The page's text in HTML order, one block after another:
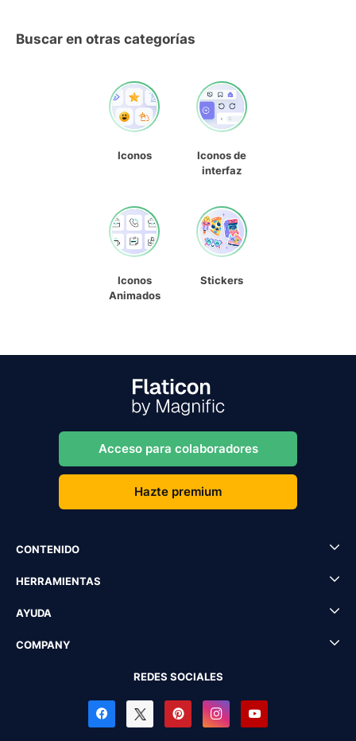
Buscar en otras categorías
Iconos
Iconos de
interfaz
Iconos
Animados
Stickers
Acceso para colaboradores
Hazte premium
CONTENIDO
HERRAMIENTAS
AYUDA
COMPANY
REDES SOCIALES